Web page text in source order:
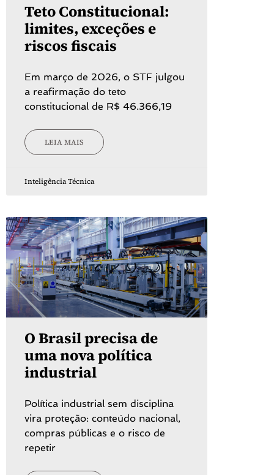
Teto Constitucional:
limites, exceções e
riscos fiscais
Em março de 2026, o STF julgou
a reafirmação do teto
constitucional de R$ 46.366,19
LEIA MAIS
Inteligência Técnica
O Brasil precisa de
uma nova política
industrial
Política industrial sem disciplina
vira proteção: conteúdo nacional,
compras públicas e o risco de
repetir